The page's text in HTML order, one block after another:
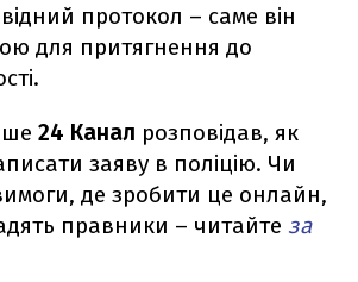
протокол – саме він
для притягнення до
24 Канал розповідав, як
заяву в поліцію. Чи
вимоги, де зробити це онлайн,
правники – читайте за